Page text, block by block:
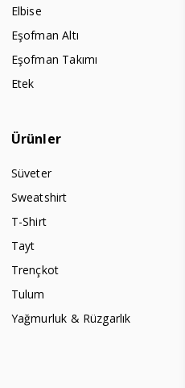
Elbise
Eşofman Altı
Eşofman Takımı
Etek
Ürünler
Süveter
Sweatshirt
T-Shirt
Tayt
Trençkot
Tulum
Yağmurluk & Rüzgarlık